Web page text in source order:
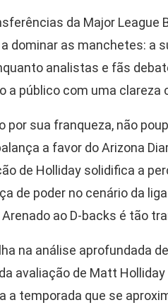
da Major League
dominar as manchetes: a
analistas e fãs
a público com uma clareza
por sua franqueza, não
a favor do Arizona
de Holliday solidifica a
de poder no cenário da
ao D-backs é tão
na análise aprofundada
avaliação de Matt
a temporada que se